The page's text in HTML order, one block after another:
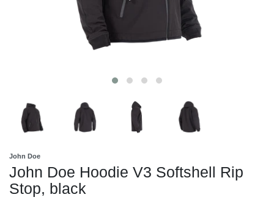
John Doe
John Doe Hoodie V3 Softshell Rip
Stop, black